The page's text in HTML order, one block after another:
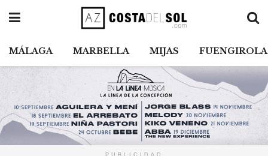
MÁLAGA MARBELLA MIJAS FUENGIROLA